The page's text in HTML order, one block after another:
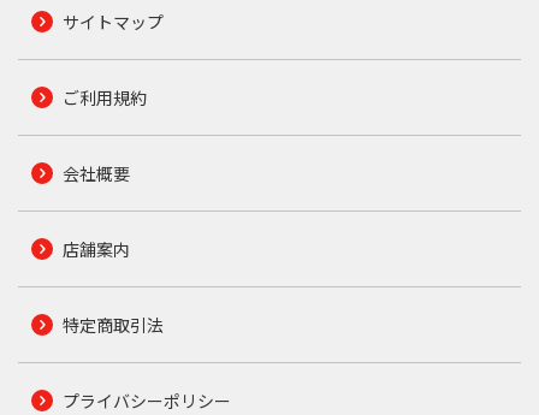
サイトマップ
ご利用規約
会社概要
店舗案内
特定商取引法
プライバシーポリシー